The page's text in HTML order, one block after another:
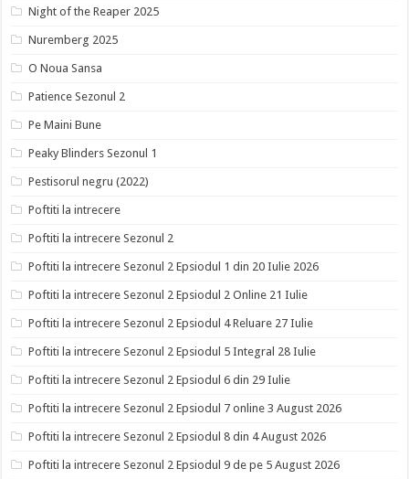
Night of the Reaper 2025
Nuremberg 2025
O Noua Sansa
Patience Sezonul 2
Pe Maini Bune
Peaky Blinders Sezonul 1
Pestisorul negru (2022)
Poftiti la intrecere
Poftiti la intrecere Sezonul 2
Poftiti la intrecere Sezonul 2 Epsiodul 1 din 20 Iulie 2026
Poftiti la intrecere Sezonul 2 Epsiodul 2 Online 21 Iulie
Poftiti la intrecere Sezonul 2 Epsiodul 4 Reluare 27 Iulie
Poftiti la intrecere Sezonul 2 Epsiodul 5 Integral 28 Iulie
Poftiti la intrecere Sezonul 2 Epsiodul 6 din 29 Iulie
Poftiti la intrecere Sezonul 2 Epsiodul 7 online 3 August 2026
Poftiti la intrecere Sezonul 2 Epsiodul 8 din 4 August 2026
Poftiti la intrecere Sezonul 2 Epsiodul 9 de pe 5 August 2026